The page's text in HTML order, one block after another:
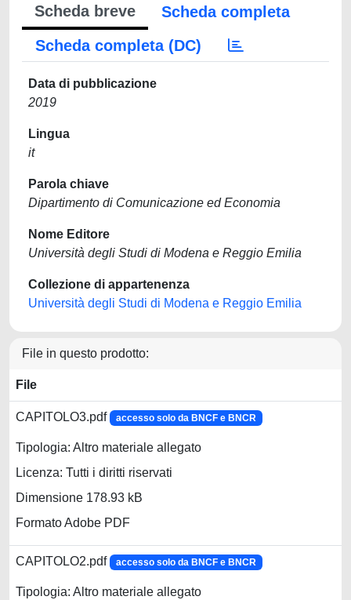
Scheda breve
Scheda completa
Scheda completa (DC)
Data di pubblicazione
2019
Lingua
it
Parola chiave
Dipartimento di Comunicazione ed Economia
Nome Editore
Università degli Studi di Modena e Reggio Emilia
Collezione di appartenenza
Università degli Studi di Modena e Reggio Emilia
File in questo prodotto:
File
CAPITOLO3.pdf accesso solo da BNCF e BNCR
Tipologia: Altro materiale allegato
Licenza: Tutti i diritti riservati
Dimensione 178.93 kB
Formato Adobe PDF
CAPITOLO2.pdf accesso solo da BNCF e BNCR
Tipologia: Altro materiale allegato